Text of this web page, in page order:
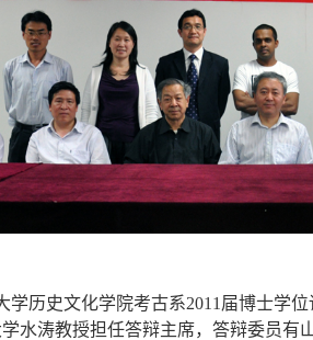
学历史文化学院考古系2011 届博士学位
水涛教授担任答辩主席，答辩委员